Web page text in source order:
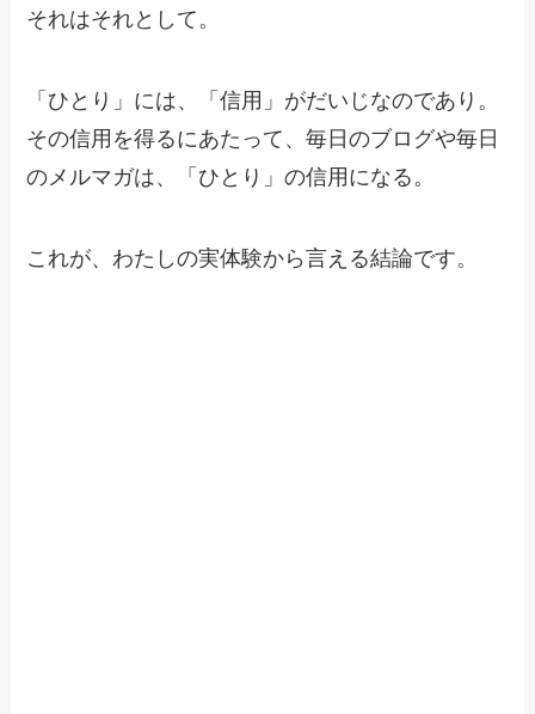
それはそれとして。
「ひとり」には、「信用」がだいじなのであり。
その信用を得るにあたって、毎日のブログや毎日
のメルマガは、「ひとり」の信用になる。
これが、わたしの実体験から言える結論です。